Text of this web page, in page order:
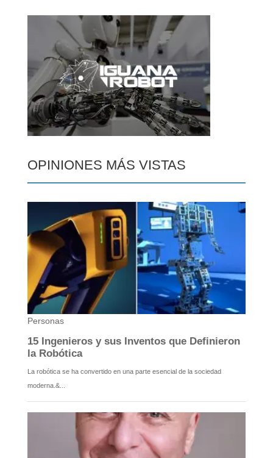
OPINIONES MÁS VISTAS